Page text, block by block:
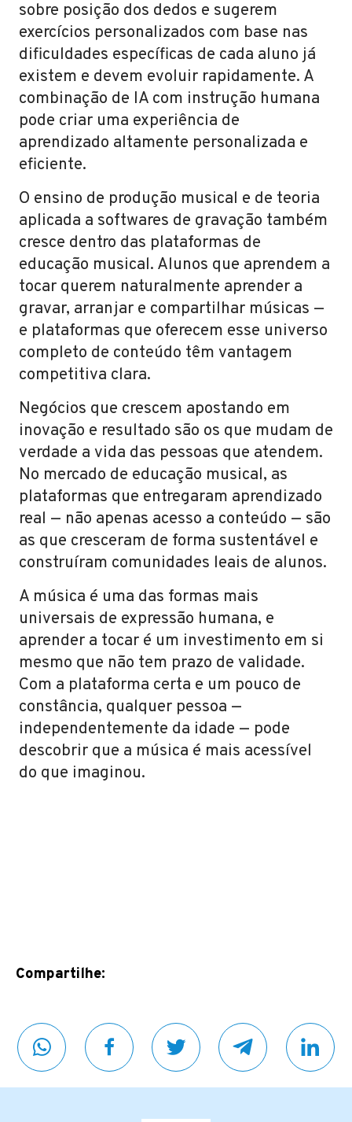
sobre posição dos dedos e sugerem
exercícios personalizados com base nas
dificuldades específicas de cada aluno já
existem e devem evoluir rapidamente. A
combinação de IA com instrução humana
pode criar uma experiência de
aprendizado altamente personalizada e
eficiente.
O ensino de produção musical e de teoria
aplicada a softwares de gravação também
cresce dentro das plataformas de
educação musical. Alunos que aprendem a
tocar querem naturalmente aprender a
gravar, arranjar e compartilhar músicas —
e plataformas que oferecem esse universo
completo de conteúdo têm vantagem
competitiva clara.
Negócios que crescem apostando em
inovação e resultado são os que mudam de
verdade a vida das pessoas que atendem.
No mercado de educação musical, as
plataformas que entregaram aprendizado
real — não apenas acesso a conteúdo — são
as que cresceram de forma sustentável e
construíram comunidades leais de alunos.
A música é uma das formas mais
universais de expressão humana, e
aprender a tocar é um investimento em si
mesmo que não tem prazo de validade.
Com a plataforma certa e um pouco de
constância, qualquer pessoa —
independentemente da idade — pode
descobrir que a música é mais acessível
do que imaginou.
Compartilhe: